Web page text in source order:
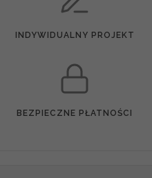
INDYWIDUALNY PROJEKT
BEZPIECZNE PŁATNOŚCI